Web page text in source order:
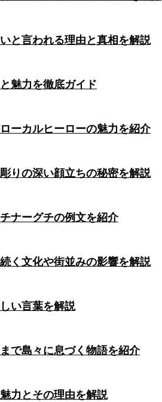
と言われる理由と真相を解説
魅力を徹底ガイド
ーカルヒーローの魅力を紹介
りの深い顔立ちの秘密を解説
ナーグチの例文を紹介
く文化や街並みの影響を解説
い言葉を解説
で島々に息づく物語を紹介
力とその理由を解説